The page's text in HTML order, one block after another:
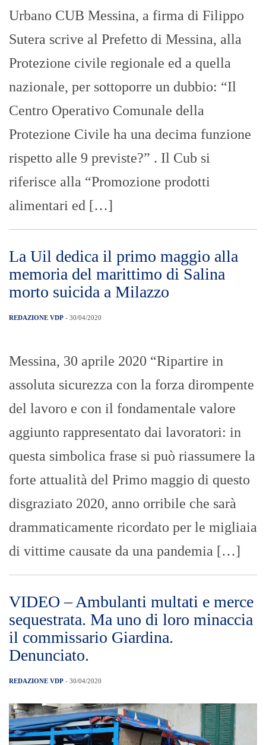
Urbano CUB Messina, a firma di Filippo
Sutera scrive al Prefetto di Messina, alla
Protezione civile regionale ed a quella
nazionale, per sottoporre un dubbio: “Il
Centro Operativo Comunale della
Protezione Civile ha una decima funzione
rispetto alle 9 previste?” . Il Cub si
riferisce alla “Promozione prodotti
alimentari ed […]
La Uil dedica il primo maggio alla
memoria del marittimo di Salina
morto suicida a Milazzo
REDAZIONE VDP - 30/04/2020
Messina, 30 aprile 2020 “Ripartire in
assoluta sicurezza con la forza dirompente
del lavoro e con il fondamentale valore
aggiunto rappresentato dai lavoratori: in
questa simbolica frase si può riassumere la
forte attualità del Primo maggio di questo
disgraziato 2020, anno orribile che sarà
drammaticamente ricordato per le migliaia
di vittime causate da una pandemia […]
VIDEO – Ambulanti multati e merce
sequestrata. Ma uno di loro minaccia
il commissario Giardina.
Denunciato.
REDAZIONE VDP - 30/04/2020